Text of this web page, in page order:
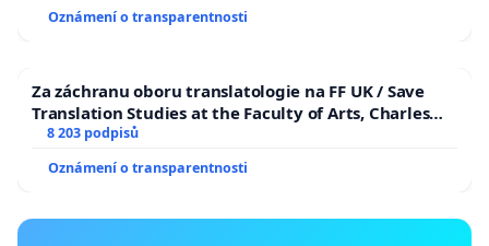
Oznámení o transparentnosti
Za záchranu oboru translatologie na FF UK / Save
Translation Studies at the Faculty of Arts, Charles
University
8 203 podpisů
Oznámení o transparentnosti